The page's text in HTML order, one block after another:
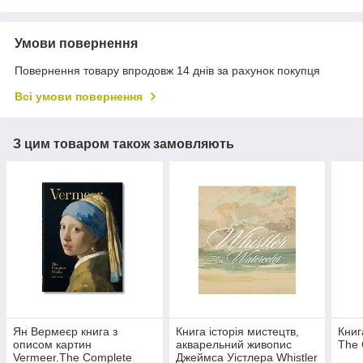
Умови повернення
Повернення товару впродовж 14 днів за рахунок покупця
Всі умови повернення
З цим товаром також замовляють
Ян Вермеєр книга з
описом картин
Vermeer.The Complete
Книга історія мистецтв,
акварельний живопис
Джеймса Уістлера Whistler
The